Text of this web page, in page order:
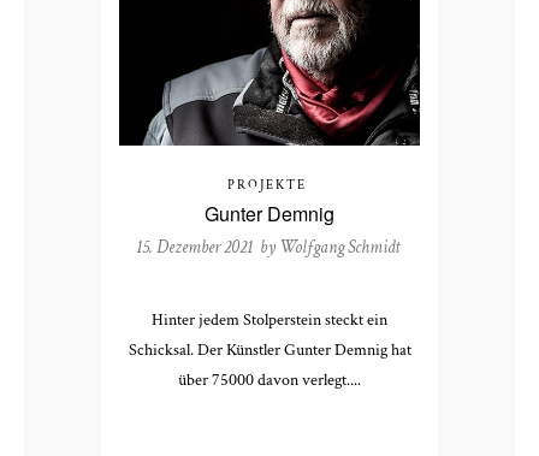
PROJEKTE
Gunter Demnig
15. Dezember 2021 by Wolfgang Schmidt
Hinter jedem Stolperstein steckt ein
Schicksal. Der Künstler Gunter Demnig hat
über 75000 davon verlegt....